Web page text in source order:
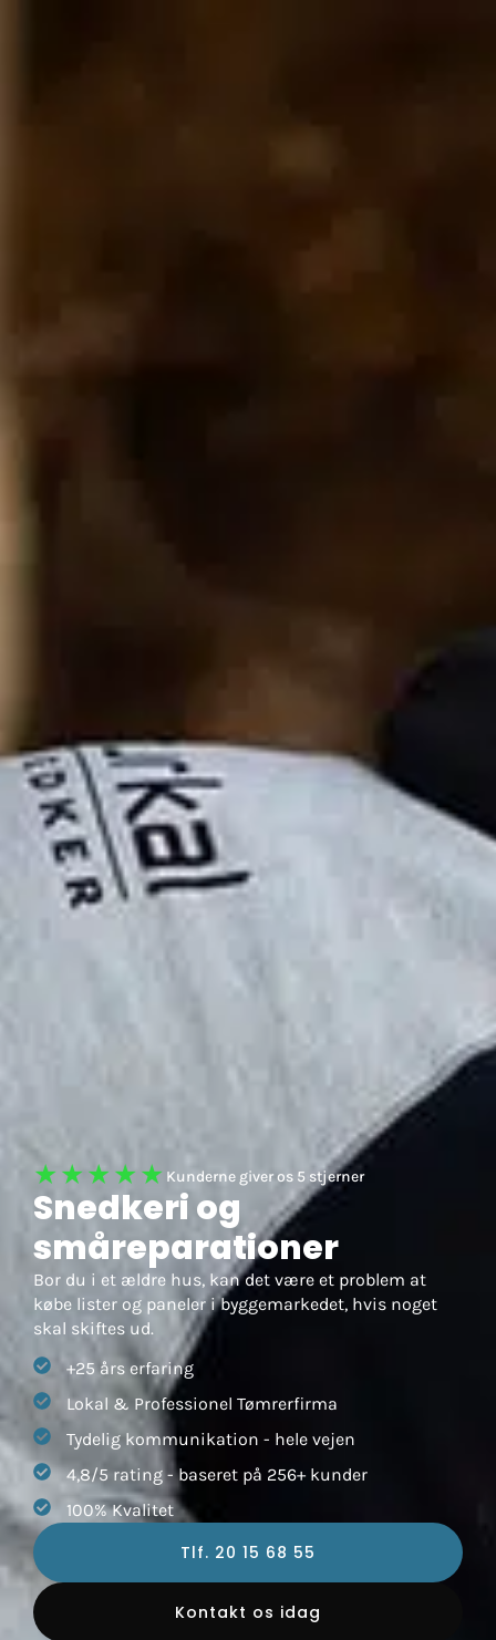
★★★★★ Kunderne giver os 5 stjerner
Snedkeri og
småreparationer
Bor du i et ældre hus, kan det være et problem at
købe lister og paneler i byggemarkedet, hvis noget
skal skiftes ud.
+25 års erfaring
Lokal & Professionel Tømrerfirma
Tydelig kommunikation - hele vejen
4,8/5 rating - baseret på 256+ kunder
100% Kvalitet
Tlf. 20 15 68 55
Kontakt os idag